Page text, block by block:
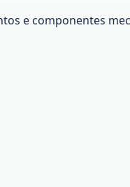
e componentes